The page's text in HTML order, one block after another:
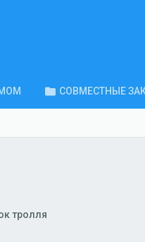
СОВМЕСТНЫЕ
тролля